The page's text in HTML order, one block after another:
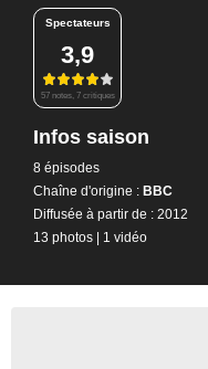
Spectateurs
3,9
57 notes, 7 critiques
Infos saison
8 épisodes
Chaîne d'origine : BBC
Diffusée à partir de : 2012
13 photos | 1 vidéo